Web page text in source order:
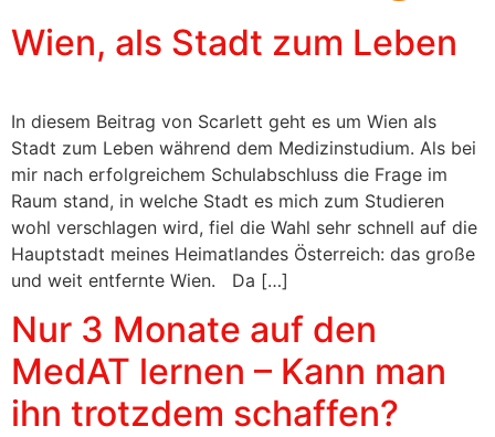
Wien, als Stadt zum Leben
In diesem Beitrag von Scarlett geht es um Wien als
Stadt zum Leben während dem Medizinstudium. Als bei
mir nach erfolgreichem Schulabschluss die Frage im
Raum stand, in welche Stadt es mich zum Studieren
wohl verschlagen wird, fiel die Wahl sehr schnell auf die
Hauptstadt meines Heimatlandes Österreich: das große
und weit entfernte Wien. Da […]
Nur 3 Monate auf den
MedAT lernen – Kann man
ihn trotzdem schaffen?